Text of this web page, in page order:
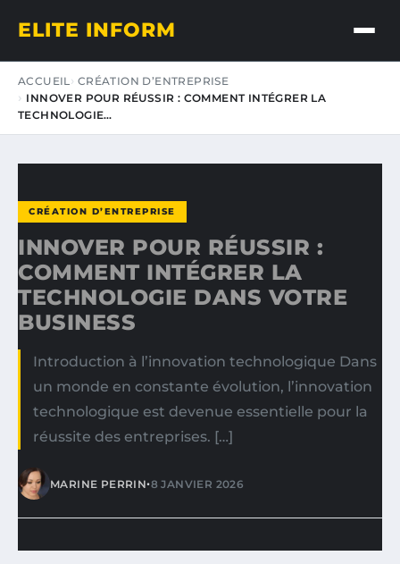
ELITE INFORM
ACCUEIL CRÉATION D’ENTREPRISE
INNOVER POUR RÉUSSIR : COMMENT INTÉGRER LA
TECHNOLOGIE…
CRÉATION D’ENTREPRISE
INNOVER POUR RÉUSSIR :
COMMENT INTÉGRER LA
TECHNOLOGIE DANS VOTRE
BUSINESS
Introduction à l’innovation technologique Dans
un monde en constante évolution, l’innovation
technologique est devenue essentielle pour la
réussite des entreprises. […]
MARINE PERRIN•8 JANVIER 2026